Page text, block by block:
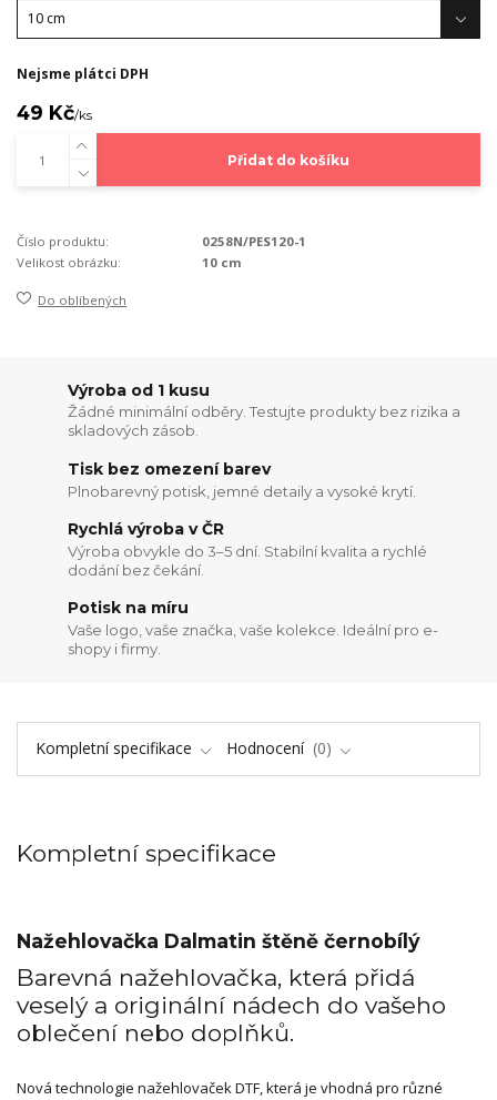
Nejsme plátci DPH
49 Kč/ks
Přidat do košíku
Číslo produktu:
0258N/PES120-1
Velikost obrázku:
10 cm
Do oblíbených
Výroba od 1 kusu
Žádné minimální odběry. Testujte produkty bez rizika a
skladových zásob.
Tisk bez omezení barev
Plnobarevný potisk, jemné detaily a vysoké krytí.
Rychlá výroba v ČR
Výroba obvykle do 3–5 dní. Stabilní kvalita a rychlé
dodání bez čekání.
Potisk na míru
Vaše logo, vaše značka, vaše kolekce. Ideální pro e-
shopy i firmy.
Kompletní specifikace Hodnocení 0
Kompletní specifikace
Nažehlovačka Dalmatin štěně černobílý
Barevná nažehlovačka, která přidá
veselý a originální nádech do vašeho
oblečení nebo doplňků.
Nová technologie nažehlovaček DTF, která je vhodná pro různé